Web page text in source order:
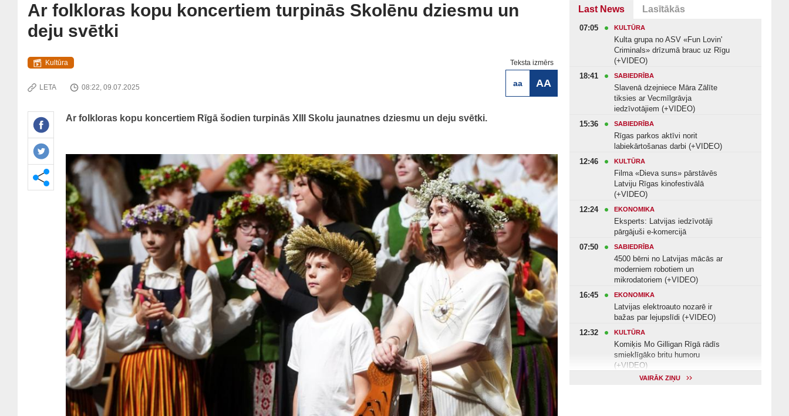
Ar folkloras kopu koncertiem turpinās Skolēnu dziesmu un
deju svētki
Teksta izmērs
aa AA
Kultūra
LETA 08:22, 09.07.2025
Ar folkloras kopu koncertiem Rīgā šodien turpinās XIII Skolu jaunatnes dziesmu un deju svētki.
Last News Lasītākās
07:05 KULTŪRA
Kulta grupa no ASV «Fun Lovin'
Criminals» drīzumā brauc uz Rīgu
(+VIDEO)
18:41
SABIEDRĪBA
Slavenā dzejniece Māra Zālīte
tiksies ar Vecmīlgrāvja
iedzīvotājiem (+VIDEO)
15:36
SABIEDRĪBA
Rīgas parkos aktīvi norit
labiekārtošanas darbi (+VIDEO)
12:46
KULTŪRA
Filma «Dieva suns» pārstāvēs
Latviju Rīgas kinofestivālā
(+VIDEO)
12:24
EKONOMIKA
Eksperts: Latvijas iedzīvotāji
pārgājuši e-komercijā
07:50
SABIEDRĪBA
4500 bērni no Latvijas mācās ar
moderniem robotiem un
mikrodatoriem (+VIDEO)
16:45
EKONOMIKA
Latvijas elektroauto nozarē ir
bažas par lejupslīdi (+VIDEO)
12:32
KULTŪRA
Komiķis Mo Gilligan Rīgā rādīs
smieklīgāko britu humoru
(+VIDEO)
VESELĪBAVAIRĀK ZIŅU